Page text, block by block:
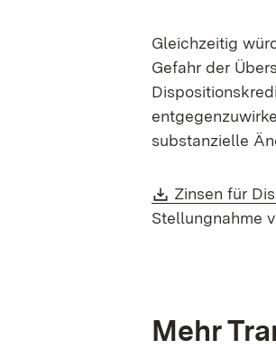
Gleichzeitig
Gefahr der
substanzielle
Download:
Zinsen für
Stellungnahme
Mehr